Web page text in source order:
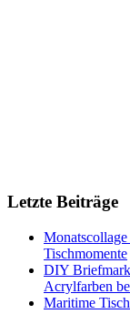
Letzte Beiträge
Tischmomente
DIY
Acrylfarben
Maritime